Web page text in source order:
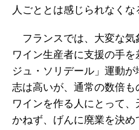
人ごととは感じられなくな
フランスでは、大変な気
ワイン生産者に支援の手
ジュ・ソリデール」運動が
志は高いが、通常の数倍
ワインを作る人にとって
かねず、げんに廃業を決